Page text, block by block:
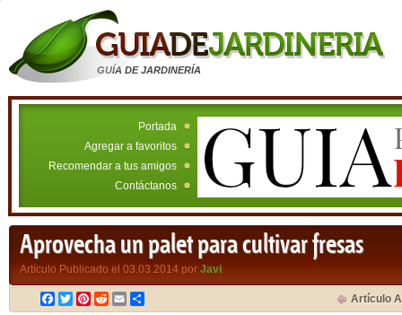
GUÍA DE JARDINERÍA
Portada
Agregar a favoritos
Recomendar a tus amigos
Contáctanos
Aprovecha un palet para cultivar fresas
Artículo Publicado el 03.03.2014 por Javi
Facebook
TwitterPinterest
RedditEmail Artículo